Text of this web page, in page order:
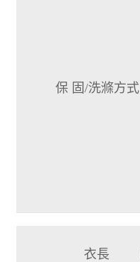
保 固/洗滌方式
衣長